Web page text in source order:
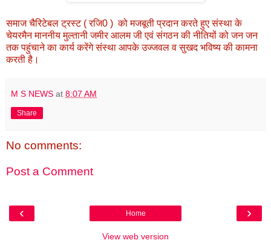
समाज चैरिटेबल ट्रस्ट ( रजि0 ) को मजबूती प्रदान करते हुए संस्था के
चेयरमैन माननीय मुल्तानी जमीर आलम जी एवं संगठन की नीतियों को जन जन
तक पहुंचाने का कार्य करेंगे संस्था आपके उज्जवल व सुखद भविष्य की कामना
करती है।
M S NEWS at 8:07 AM
Share
No comments:
Post a Comment
‹ ›
Home
View web version